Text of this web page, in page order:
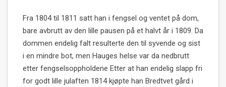
Fra 1804 til 1811 satt han i fengsel og ventet på dom,
bare avbrutt av den lille pausen på et halvt år i 1809. Da
dommen endelig falt resulterte den til syvende og sist
i en mindre bot, men Hauges helse var da nedbrutt
etter fengselsoppholdene Etter at han endelig slapp fri
for godt lille julaften 1814 kjøpte han Bredtvet gård i